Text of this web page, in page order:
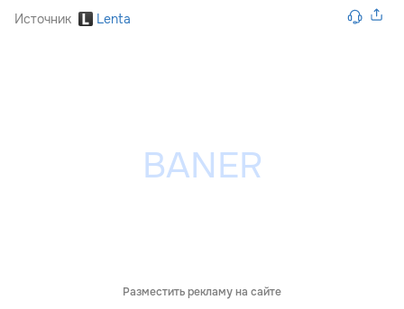
Источник Lenta
Разместить рекламу на сайте